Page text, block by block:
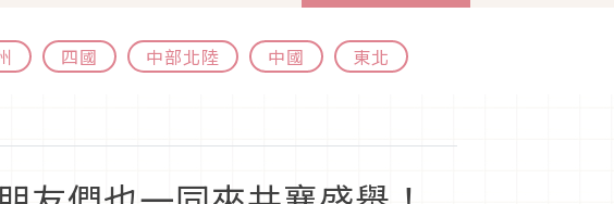
四國 中部北陸 中國 東北